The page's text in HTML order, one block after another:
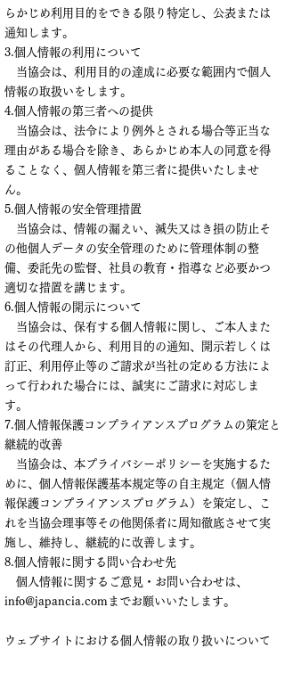
らかじめ利用目的をできる限り特定し、公表または
通知します。
3.個人情報の利用について
当協会は、利用目的の達成に必要な範囲内で個人
情報の取扱いをします。
4.個人情報の第三者への提供
当協会は、法令により例外とされる場合等正当な
理由がある場合を除き、あらかじめ本人の同意を得
ることなく、個人情報を第三者に提供いたしませ
ん。
5.個人情報の安全管理措置
当協会は、情報の漏えい、滅失又はき損の防止そ
の他個人データの安全管理のために管理体制の整
備、委託先の監督、社員の教育・指導など必要かつ
適切な措置を講じます。
6.個人情報の開示について
当協会は、保有する個人情報に関し、ご本人また
はその代理人から、利用目的の通知、開示若しくは
訂正、利用停止等のご請求が当社の定める方法によ
って行われた場合には、誠実にご請求に対応しま
す。
7.個人情報保護コンプライアンスプログラムの策定と
継続的改善
当協会は、本プライバシーポリシーを実施するた
めに、個人情報保護基本規定等の自主規定（個人情
報保護コンプライアンスプログラム）を策定し、こ
れを当協会理事等その他関係者に周知徹底させて実
施し、維持し、継続的に改善します。
8.個人情報に関する問い合わせ先
個人情報に関するご意見・お問い合わせは、
info@japancia.comまでお願いいたします。
ウェブサイトにおける個人情報の取り扱いについて